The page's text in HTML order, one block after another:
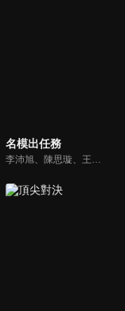
名模出任務
李沛旭、陳思璇、王尹平、杜詩梅與大愷等人，卸下名模華麗外表、包袱，全力闖關！全台灣顏值最高的外景實境真人秀節目，名模們又會激盪什麼逗趣爆笑的場面呢？